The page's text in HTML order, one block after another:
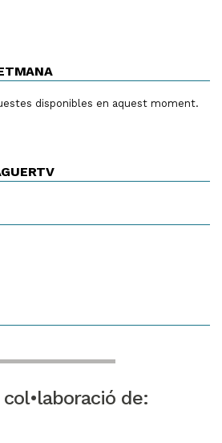
disponibles en aquest moment.
de: